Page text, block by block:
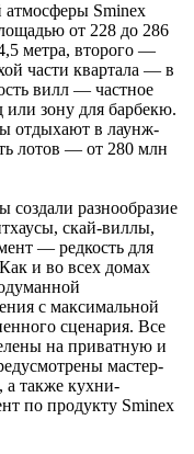
атмосферы Sminex
от 228 до 286
метра, второго —
части квартала — в
вилл — частное
или зону для барбекю.
отдыхают в лаунж-
лотов — от 280 млн
разнообразие
скай-виллы,
— редкость для
и во всех домах
с максимальной
сценария. Все
на приватную и
мастер-
а также кухни-
по продукту Sminex